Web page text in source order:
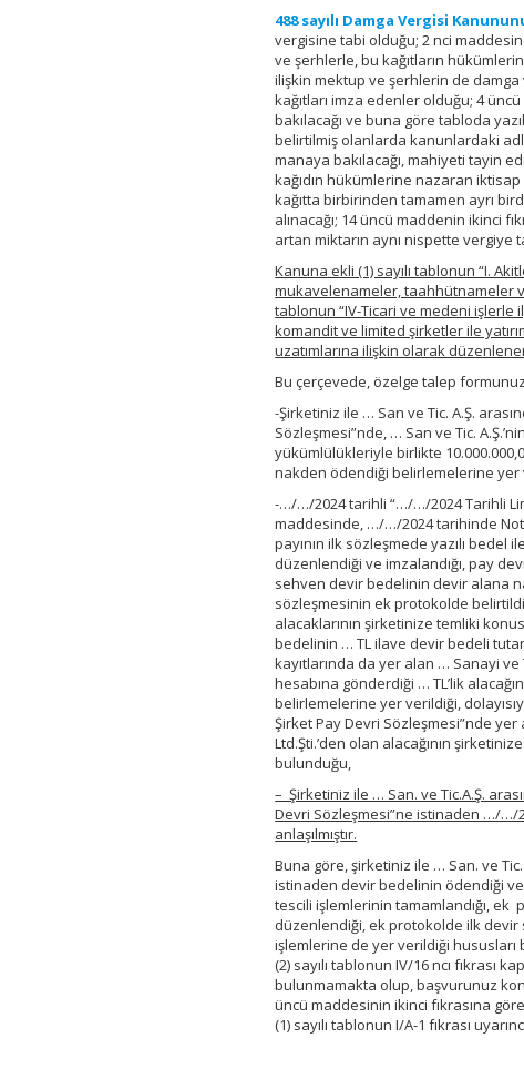
488 sayılı Damga Vergisi
vergisine tabi olduğu; 2 nci
ve şerhlerle, bu kağıtların
ilişkin mektup ve şerhlerin de
kağıtları imza edenler olduğu; 4
bakılacağı ve buna göre tabloda
belirtilmiş olanlarda kanunlardaki
manaya bakılacağı, mahiyeti tayin
kağıdın hükümlerine nazaran
kağıtta birbirinden tamamen ayrı
alınacağı; 14 üncü maddenin ikinci
artan miktarın aynı nispette vergiye
Kanuna ekli (1) sayılı tablonun “I.
mukavelenameler, taahhütnameler
tablonun “IV-Ticari ve medeni işlerle
komandit ve limited şirketler ile
uzatımlarına ilişkin olarak
Bu çerçevede, özelge talep
-Şirketiniz ile … San ve Tic. A.Ş.
Sözleşmesi”nde, … San ve Tic.
yükümlülükleriyle birlikte
nakden ödendiği belirlemelerine yer
-…/…/2024 tarihli “…/…/2024 Tarihli
maddesinde, …/…/2024 tarihinde
payının ilk sözleşmede yazılı
düzenlendiği ve imzalandığı, pay
sehven devir bedelinin devir alana
sözleşmesinin ek protokolde
alacaklarının şirketinize temliki
bedelinin … TL ilave devir bedeli
kayıtlarında da yer alan … Sanayi
hesabına gönderdiği … TL’lik
belirlemelerine yer verildiği,
Şirket Pay Devri Sözleşmesi”nde yer
Ltd.Şti.’den olan alacağının
bulunduğu,
– Şirketiniz ile … San. ve Tic.A.Ş.
Devri Sözleşmesi”ne istinaden …/…/
anlaşılmıştır.
Buna göre, şirketiniz ile … San. ve
istinaden devir bedelinin ödendiği
tescili işlemlerinin tamamlandığı,
düzenlendiği, ek protokolde ilk devir
işlemlerine de yer verildiği
(2) sayılı tablonun IV/16 ncı fıkrası
bulunmamakta olup, başvurunuz
üncü maddesinin ikinci fıkrasına
(1) sayılı tablonun I/A-1 fıkrası